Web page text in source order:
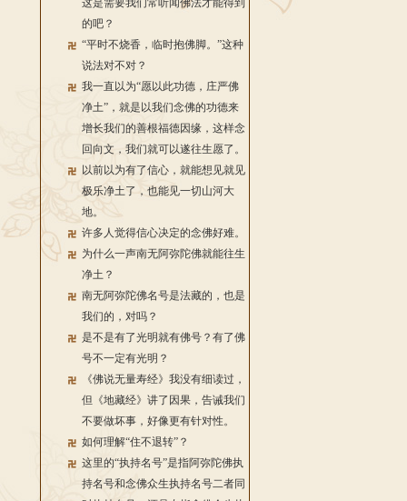
这是需要我们常听闻佛法才能得到
的吧？
“平时不烧香，临时抱佛脚。”这种
说法对不对？
我一直以为“愿以此功德，庄严佛
净土”，就是以我们念佛的功德来
增长我们的善根福德因缘，这样念
回向文，我们就可以遂往生愿了。
以前以为有了信心，就能想见就见
极乐净土了，也能见一切山河大
地。
许多人觉得信心决定的念佛好难。
为什么一声南无阿弥陀佛就能往生
净土？
南无阿弥陀佛名号是法藏的，也是
我们的，对吗？
是不是有了光明就有佛号？有了佛
号不一定有光明？
《佛说无量寿经》我没有细读过，
但《地藏经》讲了因果，告诫我们
不要做坏事，好像更有针对性。
如何理解“住不退转”？
这里的“执持名号”是指阿弥陀佛执
持名号和念佛众生执持名号二者同